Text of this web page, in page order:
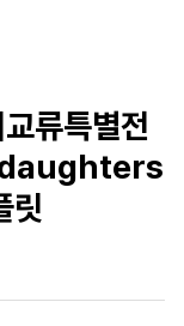
류특별전
daughters
릿